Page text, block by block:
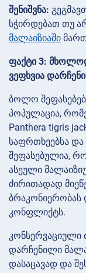
შენიშვნა:
სჭირდებათ თუ
მალაიზიაში
ფაქტი 3:
ვეფხვია
ბოლო
პოპულაცია,
Panthera tigris
საფრთხეებსა და
შეფასებულია,
ასეული
ძირითადად
ბრაკონიერობას
კონფლიქტს.
კონსერვაციული
დარჩენილი
დასაცავად და